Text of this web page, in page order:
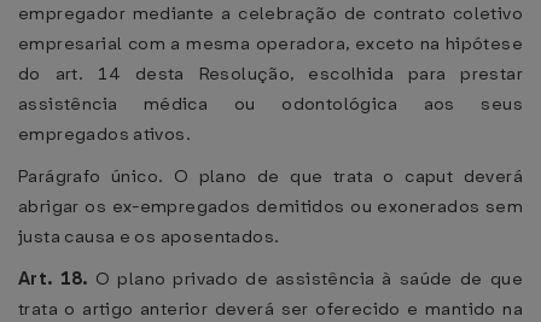
empregador mediante a celebração de contrato coletivo
empresarial com a mesma operadora, exceto na hipótese
do art. 14 desta Resolução, escolhida para prestar
assistência médica ou odontológica aos seus
empregados ativos.
Parágrafo único. O plano de que trata o caput deverá
abrigar os ex-empregados demitidos ou exonerados sem
justa causa e os aposentados.
Art. 18. O plano privado de assistência à saúde de que
trata o artigo anterior deverá ser oferecido e mantido na